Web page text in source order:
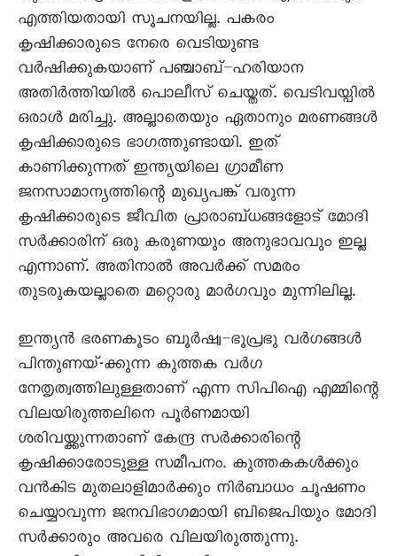
എത്തിയതായി സൂചനയില്ല. പകരം
കൃഷിക്കാരുടെ നേരെ വെടിയുണ്ട
വർഷിക്കുകയാണ് പഞ്ചാബ്–ഹരിയാന
അതിർത്തിയിൽ പൊലീസ് ചെയ്തത്. വെടിവയ്പിൽ
ഒരാൾ മരിച്ചു. അല്ലാതെയും ഏതാനും മരണങ്ങൾ
കൃഷിക്കാരുടെ ഭാഗത്തുണ്ടായി. ഇത്
കാണിക്കുന്നത് ഇന്ത്യയിലെ ഗ്രാമീണ
ജനസാമാന്യത്തിന്റെ മുഖ്യപങ്ക് വരുന്ന
കൃഷിക്കാരുടെ ജീവിത പ്രാരാബ്ധങ്ങളോട് മോദി
സർക്കാരിന് ഒരു കരുണയും അനുഭാവവും ഇല്ല
എന്നാണ്. അതിനാൽ അവർക്ക് സമരം
തുടരുകയല്ലാതെ മറ്റൊരു മാർഗവും മുന്നിലില്ല.
ഇന്ത്യൻ ഭരണകൂടം ബൂർഷ്വ–ഭൂപ്രഭു വർഗങ്ങൾ
പിന്തുണയ്-ക്കുന്ന കുത്തക വർഗ
നേതൃത്വത്തിലുള്ളതാണ് എന്ന സിപിഐ എമ്മിന്റെ
വിലയിരുത്തലിനെ പൂർണമായി
ശരിവയ്ക്കുന്നതാണ് കേന്ദ്ര സർക്കാരിന്റെ
കൃഷിക്കാരോടുള്ള സമീപനം. കുത്തകകൾക്കും
വൻകിട മുതലാളിമാർക്കും നിർബാധം ചൂഷണം
ചെയ്യാവുന്ന ജനവിഭാഗമായി ബിജെപിയും മോദി
സർക്കാരും അവരെ വിലയിരുത്തുന്നു.